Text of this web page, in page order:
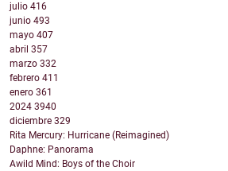
julio 416
junio 493
mayo 407
abril 357
marzo 332
febrero 411
enero 361
2024 3940
diciembre 329
Rita Mercury: Hurricane (Reimagined)
Daphne: Panorama
Awild Mind: Boys of the Choir